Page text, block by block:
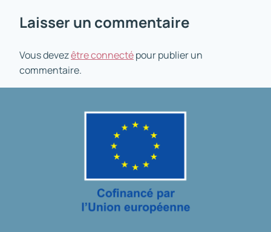
Laisser un commentaire
Vous devezêtre connectépour publier un
commentaire.